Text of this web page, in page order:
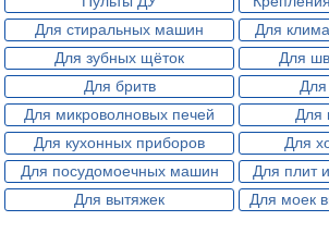
Для стиральных машин
Для
Для зубных щёток
Для
Для бритв
Для микроволновых печей
Для
Для кухонных приборов
Для
Для посудомоечных машин
Для плит
Для вытяжек
Для моек